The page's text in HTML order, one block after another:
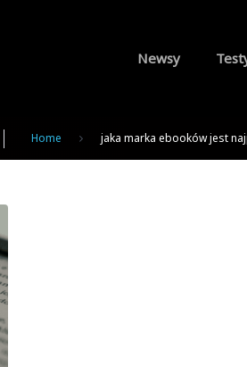
Newsy
Home jaka marka ebooków jest